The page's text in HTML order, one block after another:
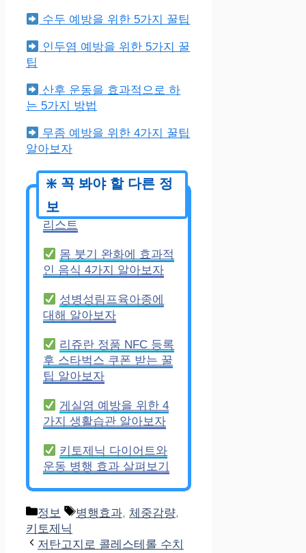
수두 예방을 위한 5가지 꿀팁
인두염 예방을 위한 5가지 꿀
팁
산후 운동을 효과적으로 하
는 5가지 방법
무좀 예방을 위한 4가지 꿀팁
알아보자
리스트
몸 붓기 완화에 효과적
인 음식 4가지 알아보자
성병성림프육아종에
대해 알아보자
리쥬란 정품 NFC 등록
후 스타벅스 쿠폰 받는 꿀
팁 알아보자
게실염 예방을 위한 4
가지 생활습관 알아보자
키토제닉 다이어트와
운동 병행 효과 살펴보기
Categories
정보 Tags
병행효과, 체중감량,
키토제닉
저탄고지로 콜레스테롤 수치